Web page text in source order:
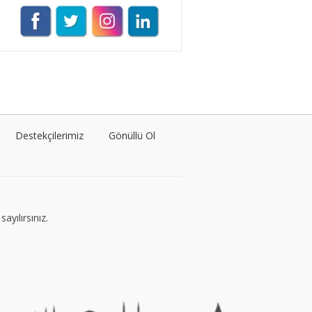
Müge Suyolcu
Naz Kural
Destekçilerimiz
Gönüllü Ol